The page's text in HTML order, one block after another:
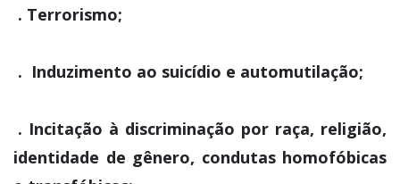
. Terrorismo;
. Induzimento ao suicídio e automutilação;
. Incitação à discriminação por raça, religião,
identidade de gênero, condutas homofóbicas